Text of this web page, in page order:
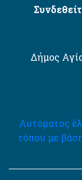
Δήμος
Αυτόματος
τόπου με